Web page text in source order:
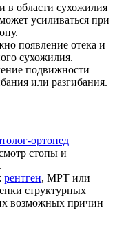
области сухожилия
усиливаться при
появление отека и
сухожилия.
подвижности
или разгибания.
ортопед
стопы и
рентген, МРТ или
структурных
возможных причин